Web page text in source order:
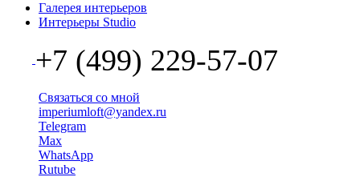
Галерея интерьеров
Интерьеры Studio
+7 (499) 229-57-07
Связаться со мной
imperiumloft@yandex.ru
Telegram
Max
WhatsApp
Rutube